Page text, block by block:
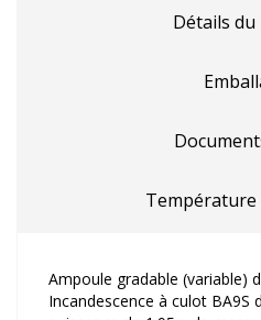
Détails
Température
Ampoule gradable (variable)
Incandescence à culot BA9S